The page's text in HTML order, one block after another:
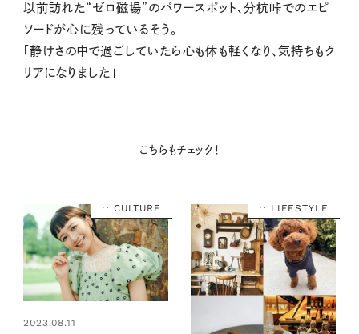
以前訪れた“ゼロ磁場”のパワースポット、分杭峠でのエピ
ソードが心に残っているそう。
「静けさの中で過ごしていたら心も体も軽くなり、気持ちもク
リアになりました」
こちらもチェック！
CULTURE
2023.08.11
LIFESTYLE